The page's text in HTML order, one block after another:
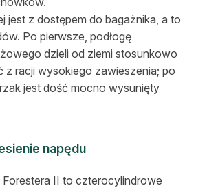
jest z dostępem do bagażnika, a to
Po pierwsze, podłogę
dzieli od ziemi stosunkowo
z racji wysokiego zawieszenia; po
jest dość mocno wysunięty
napędu
Forestera II to czterocylindrowe